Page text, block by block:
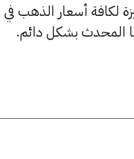
المحدث بشكل دائم.